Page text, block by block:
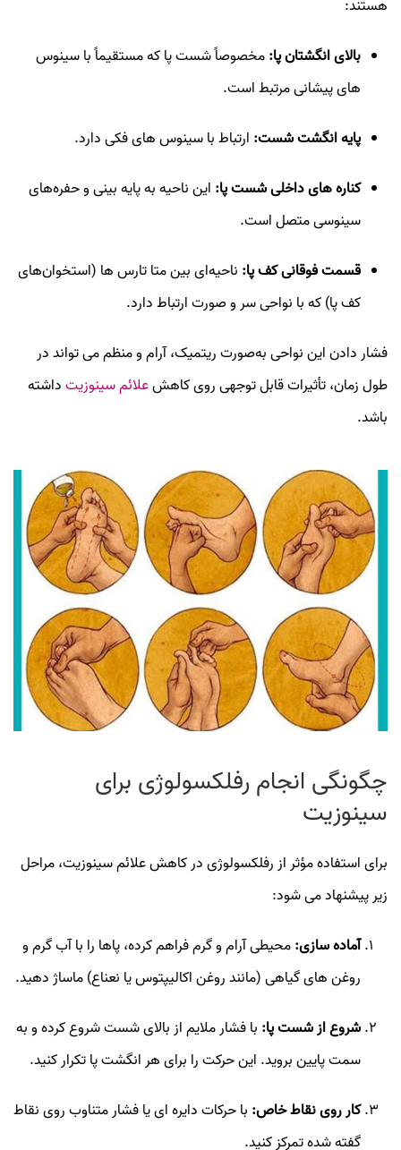
هستند:
بالای انگشتان پا:مخصوصاً شست پا که مستقیماً با سینوس‌
های پیشانی مرتبط است.
پایه انگشت شست: ارتباط با سینوس‌ های فکی دارد.
کناره‌ های داخلی شست پا: این ناحیه به پایه بینی و حفره‌های
سینوسی متصل است.
قسمت فوقانی کف پا: ناحیه‌ای بین متا تارس‌ ها (استخوان‌های
کف پا) که با نواحی سر و صورت ارتباط دارد.
فشار دادن این نواحی به‌صورت ریتمیک، آرام و منظم می‌ تواند در
طول زمان، تأثیرات قابل توجهی روی کاهشعلائم سینوزیتداشته
باشد.
چگونگی انجام رفلکسولوژی برای
سینوزیت
برای استفاده مؤثر از رفلکسولوژی در کاهش علائم سینوزیت، مراحل
زیر پیشنهاد می‌ شود:
آماده‌ سازی:محیطی آرام و گرم فراهم کرده، پاها را با آب گرم و
روغن‌ های گیاهی (مانند روغن اکالیپتوس یا نعناع) ماساژ دهید.
شروع از شست پا: با فشار ملایم از بالای شست شروع کرده و به
سمت پایین بروید. این حرکت را برای هر انگشت پا تکرار کنید.
کار روی نقاط خاص: با حرکات دایره‌ ای یا فشار متناوب روی نقاط
گفته‌ شده تمرکز کنید.